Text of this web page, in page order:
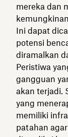
mereka dan
Ini dapat
potensi
diramalkan
Peristiwa
gangguan
akan terjadi.
yang
memiliki
patahan